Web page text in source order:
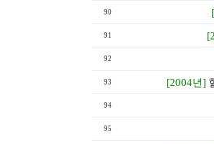
90
91
92
93 [2004년]
94
95